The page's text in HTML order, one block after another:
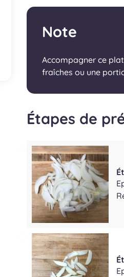
Note
Accompagner ce
fraîches ou une
Étapes de